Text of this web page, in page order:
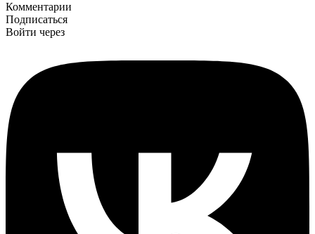
Комментарии
Подписаться
Войти через